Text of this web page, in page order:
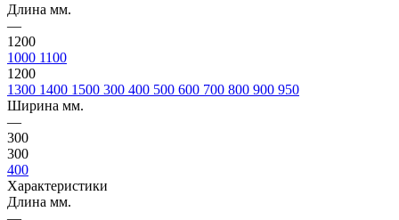
Длина мм.
—
1200
1000 1100
1200
1300 1400 1500 300 400 500 600 700 800 900 950
Ширина мм.
—
300
300
400
Характеристики
Длина мм.